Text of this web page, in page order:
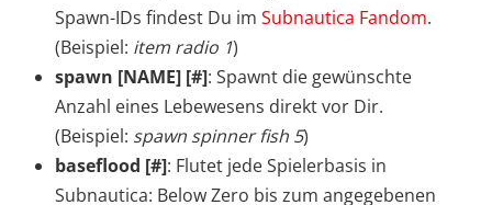
Spawn-IDs findest Du im Subnautica Fandom.
(Beispiel: item radio 1)
spawn [NAME] [#]: Spawnt die gewünschte
Anzahl eines Lebewesens direkt vor Dir.
(Beispiel: spawn spinner fish 5)
baseflood [#]: Flutet jede Spielerbasis in
Subnautica: Below Zero bis zum angegebenen